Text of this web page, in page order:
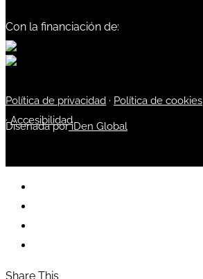
Con la financiación de:
Política de privacidad · Política de cookies
·Accesibilidad
Diseñada poriDen Global
Share This